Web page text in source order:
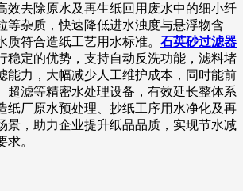
效去除原水及再生纸回用废水中的细小纤
等杂质，快速降低进水浊度与悬浮物含
质符合造纸工艺用水标准。 石英砂过滤器
稳定的优势，支持自动反洗功能，滤料堵
能力，大幅减少人工维护成本，同时能前
超滤等精密水处理设备，有效延长整体系
纸厂原水预处理、抄纸工序用水净化及再
景，助力企业提升纸品品质，实现节水减
。